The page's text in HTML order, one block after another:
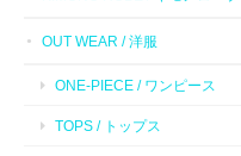
OUT WEAR / 洋服
ONE-PIECE / ワンピース
TOPS / トップス